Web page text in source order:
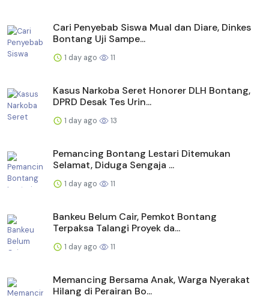
Cari Penyebab Siswa Mual dan Diare, Dinkes
Bontang Uji Sampe...
1 day ago 11
Kasus Narkoba Seret Honorer DLH Bontang,
DPRD Desak Tes Urin...
1 day ago 13
Pemancing Bontang Lestari Ditemukan
Selamat, Diduga Sengaja ...
1 day ago 11
Bankeu Belum Cair, Pemkot Bontang
Terpaksa Talangi Proyek da...
1 day ago 11
Memancing Bersama Anak, Warga Nyerakat
Hilang di Perairan Bo...